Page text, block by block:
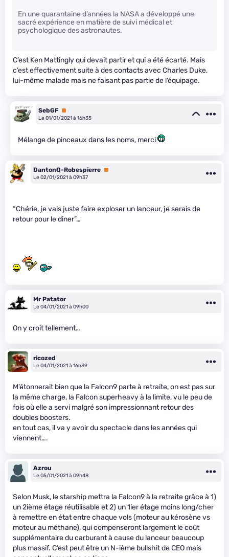
En une quarantaine d’années la NASA a développé une
sacré expérience en matière de suivi médical et
psychologique des astronautes.
C’est Ken Mattingly qui devait partir et qui a été écarté. Mais
c’est effectivement suite à des contacts avec Charles Duke,
lui-même malade mais ne faisant pas partie de l’équipage.
SebGF Premium
Le 01/01/2021 à 16h35
Mélange de pinceaux dans les noms, merci
DantonQ-Robespierre Premium
Le 02/01/2021 à 09h37
“Chérie, je vais juste faire exploser un lanceur, je serais de
retour pour le diner”…
Mr Patator
Le 04/01/2021 à 09h00
On y croit tellement…
ricozed
Le 04/01/2021 à 16h39
M’étonnerait bien que la Falcon9 parte à retraite, on est pas sur
la même charge, la Falcon superheavy à la limite, vu le peu de
fois où elle a servi malgré son impressionnant retour des
doubles boosters.
en tout cas, il va y avoir du spectacle dans les années qui
viennent….
Azrou
Le 05/01/2021 à 09h48
Selon Musk, le starship mettra la Falcon9 à la retraite grâce à 1)
un 2ième étage réutilisable et 2) un 1ier étage moins long/cher
à remettre en état entre chaque vols (moteur au kérosène vs
moteur au méthane), qui compenseront largement le coût
supplémentaire du carburant à cause du lanceur beaucoup
plus massif. C’est peut être un N-ième bullshit de CEO mais